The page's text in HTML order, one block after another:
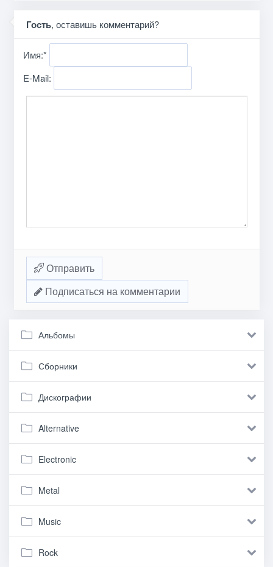
Гость, оставишь комментарий?
Имя:*
E-Mail:
Отправить
Подписаться на комментарии
Альбомы
Сборники
Дискографии
Alternative
Electronic
Metal
Music
Rock